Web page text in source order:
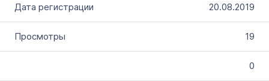
20.08.2019
19
0